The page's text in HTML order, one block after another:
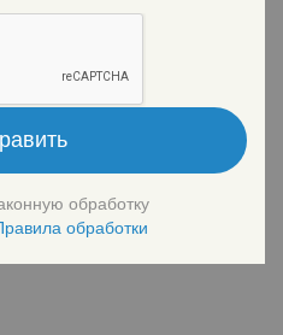
обработку
обработки